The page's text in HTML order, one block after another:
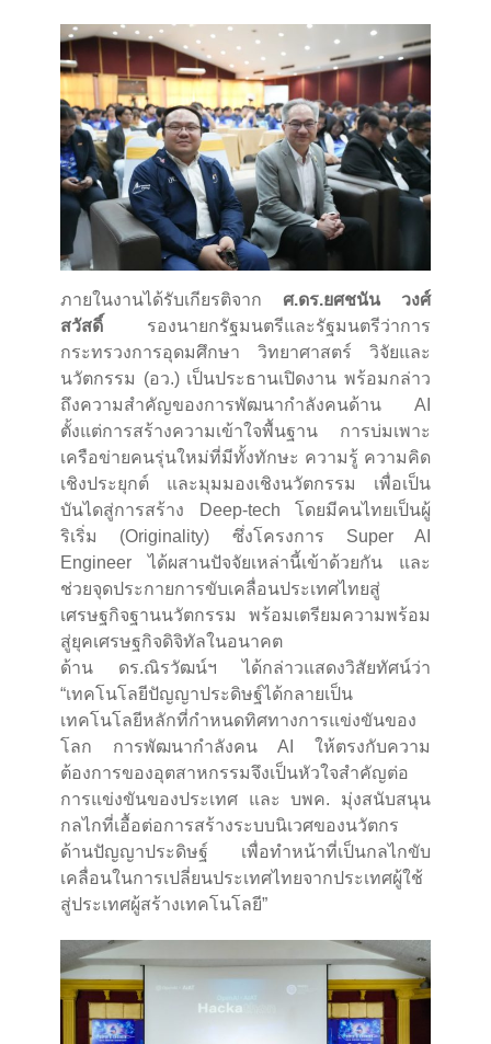
ภายในงานได้รับเกียรติจาก ศ.ดร.ยศชนัน วงศ์
สวัสดิ์ รองนายกรัฐมนตรีและรัฐมนตรีว่าการ
กระทรวงการอุดมศึกษา วิทยาศาสตร์ วิจัยและ
นวัตกรรม (อว.) เป็นประธานเปิดงาน พร้อมกล่าว
ถึงความสำคัญของการพัฒนากำลังคนด้าน AI
ตั้งแต่การสร้างความเข้าใจพื้นฐาน การบ่มเพาะ
เครือข่ายคนรุ่นใหม่ที่มีทั้งทักษะ ความรู้ ความคิด
เชิงประยุกต์ และมุมมองเชิงนวัตกรรม เพื่อเป็น
บันไดสู่การสร้าง Deep-tech โดยมีคนไทยเป็นผู้
ริเริ่ม (Originality) ซึ่งโครงการ Super AI
Engineer ได้ผสานปัจจัยเหล่านี้เข้าด้วยกัน และ
ช่วยจุดประกายการขับเคลื่อนประเทศไทยสู่
เศรษฐกิจฐานนวัตกรรม พร้อมเตรียมความพร้อม
สู่ยุคเศรษฐกิจดิจิทัลในอนาคต
ด้าน ดร.ณิรวัฒน์ฯ ได้กล่าวแสดงวิสัยทัศน์ว่า
“เทคโนโลยีปัญญาประดิษฐ์ได้กลายเป็น
เทคโนโลยีหลักที่กำหนดทิศทางการแข่งขันของ
โลก การพัฒนากำลังคน AI ให้ตรงกับความ
ต้องการของอุตสาหกรรมจึงเป็นหัวใจสำคัญต่อ
การแข่งขันของประเทศ และ บพค. มุ่งสนับสนุน
กลไกที่เอื้อต่อการสร้างระบบนิเวศของนวัตกร
ด้านปัญญาประดิษฐ์ เพื่อทำหน้าที่เป็นกลไกขับ
เคลื่อนในการเปลี่ยนประเทศไทยจากประเทศผู้ใช้
สู่ประเทศผู้สร้างเทคโนโลยี”